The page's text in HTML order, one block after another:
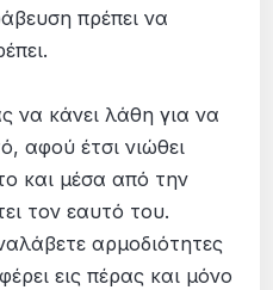
πρέπει να
να κάνει λάθη για να
αφού έτσι νιώθει
και μέσα από την
τον εαυτό του.
αρμοδιότητες
εις πέρας και μόνο